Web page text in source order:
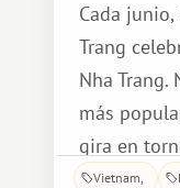
Cada
Trang
Nha Trang.
más
gira en
al Festival
Vietnam